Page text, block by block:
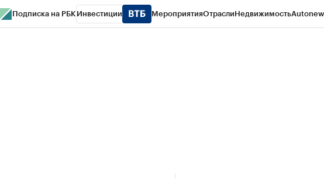
Подписка на РБК Инвестиции МероприятияОтраслиНедвижимость